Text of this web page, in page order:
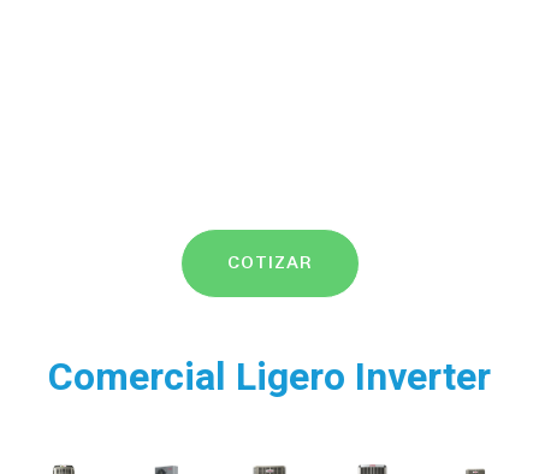
COTIZAR
Comercial Ligero Inverter